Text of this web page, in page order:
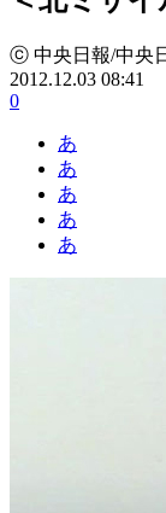
ⓒ 中央日報/中央
2012.12.03 08:41
0
あ
あ
あ
あ
あ